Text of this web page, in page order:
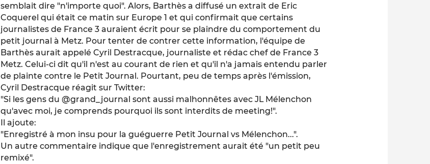
semblait dire "n'importe quoi". Alors, Barthès a diffusé un extrait de Eric
Coquerel qui était ce matin sur Europe 1 et qui confirmait que certains
journalistes de France 3 auraient écrit pour se plaindre du comportement du
petit journal à Metz. Pour tenter de contrer cette information, l'équipe de
Barthès aurait appelé Cyril Destracque, journaliste et rédac chef de France 3
Metz. Celui-ci dit qu'il n'est au courant de rien et qu'il n'a jamais entendu parler
de plainte contre le Petit Journal. Pourtant, peu de temps après l'émission,
Cyril Destracque réagit sur Twitter:
"Si les gens du @grand_journal sont aussi malhonnêtes avec JL Mélenchon
qu'avec moi, je comprends pourquoi ils sont interdits de meeting!".
Il ajoute:
"Enregistré à mon insu pour la guéguerre Petit Journal vs Mélenchon...".
Un autre commentaire indique que l'enregistrement aurait été "un petit peu
remixé".